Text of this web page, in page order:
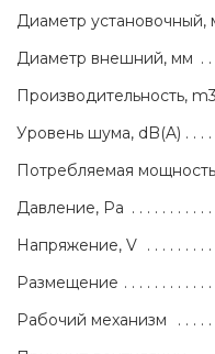
Диаметр установочный,
Диаметр внешний, мм
Производительность,
Уровень шума, dB(A)
Потребляемая
Давление, Pa
Напряжение, V
Размещение
Рабочий механизм